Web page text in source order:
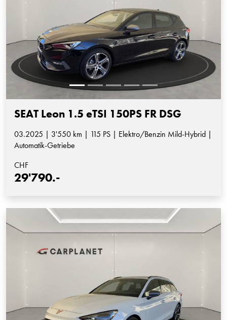
SEAT Leon 1.5 eTSI 150PS FR DSG
03.2025 | 3'550 km | 115 PS | Elektro/Benzin Mild-Hybrid |
Automatik-Getriebe
CHF
29'790.-